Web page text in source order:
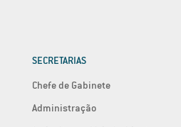
SECRETARIAS
Chefe de Gabinete
Administração